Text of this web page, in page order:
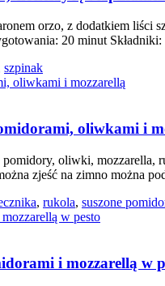
orzo, z dodatkiem
20 minut
szpinak
oliwkami i
pomidory, oliwki,
zjeść na zimno można
, rukola, suszone
i mozzarellą w